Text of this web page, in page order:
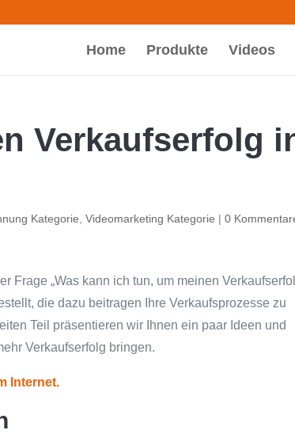
Home Produkte Videos
Verkaufserfolg
Kategorie ,Videomarketing Kategorie |0
Frage „Was kann ich tun, um meinen
die dazu beitragen Ihre Verkaufsprozesse zu
Teil präsentieren wir Ihnen ein paar Ideen und
Verkaufserfolg bringen.
Internet.